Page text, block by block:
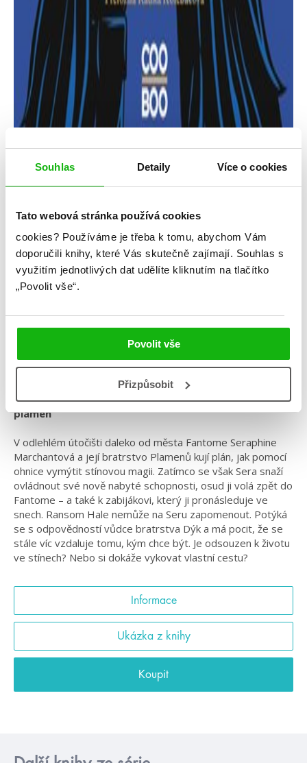
Souhlas Detaily Více o cookies
Tato webová stránka používá cookies
cookies? Používáme je třeba k tomu, abychom Vám
doporučili knihy, které Vás skutečně zajímají. Souhlas s
využitím jednotlivých dat udělíte kliknutím na tlačítko
„Povolit vše“.
Povolit vše
Přizpůsobit
Série: Město Fantome
Rebel a růže
#catherinedoyle #magie #městofantome #romantasy
Pokračování smrtelně návykové romantasy Dýka a
plamen
V odlehlém útočišti daleko od města Fantome Seraphine
Marchantová a její bratrstvo Plamenů kují plán, jak pomocí
ohnice vymýtit stínovou magii. Zatímco se však Sera snaží
ovládnout své nově nabyté schopnosti, osud ji volá zpět do
Fantome – a také k zabijákovi, který ji pronásleduje ve
snech. Ransom Hale nemůže na Seru zapomenout. Potýká
se s odpovědností vůdce bratrstva Dýk a má pocit, že se
stále víc vzdaluje tomu, kým chce být. Je odsouzen k životu
ve stínech? Nebo si dokáže vykovat vlastní cestu?
Informace
Ukázka z knihy
Koupit